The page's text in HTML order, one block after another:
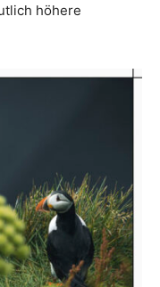
höhere